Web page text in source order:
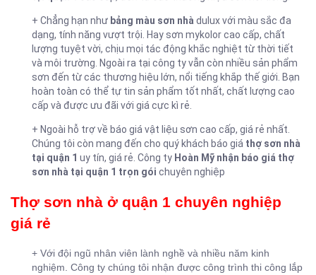
+ Chẳng hạn như bảng màu sơn nhàdulux với màu sắc đa
dạng, tính năng vượt trội. Hay sơn mykolor cao cấp, chất
lượng tuyệt vời, chịu mọi tác động khắc nghiệt từ thời tiết
và môi trường. Ngoài ra tại công ty vẫn còn nhiều sản phẩm
sơn đến từ các thương hiệu lớn, nổi tiếng khắp thế giới. Bạn
hoàn toàn có thể tự tin sản phẩm tốt nhất, chất lượng cao
cấp và được ưu đãi với giá cực kì rẻ.
+ Ngoài hỗ trợ về báo giá vật liệu sơn cao cấp, giá rẻ nhất.
Chúng tôi còn mang đến cho quý khách báo giá thợ sơn nhà
tại quận 1 uy tín, giá rẻ. Công ty Hoàn Mỹ nhận báo giá thợ
sơn nhà tại quận 1 trọn gói chuyên nghiệp
Thợ sơn nhà ở quận 1 chuyên nghiệp
giá rẻ
+ Với đội ngũ nhân viên lành nghề và nhiều năm kinh
nghiệm. Công ty chúng tôi nhận được công trình thi công lắp